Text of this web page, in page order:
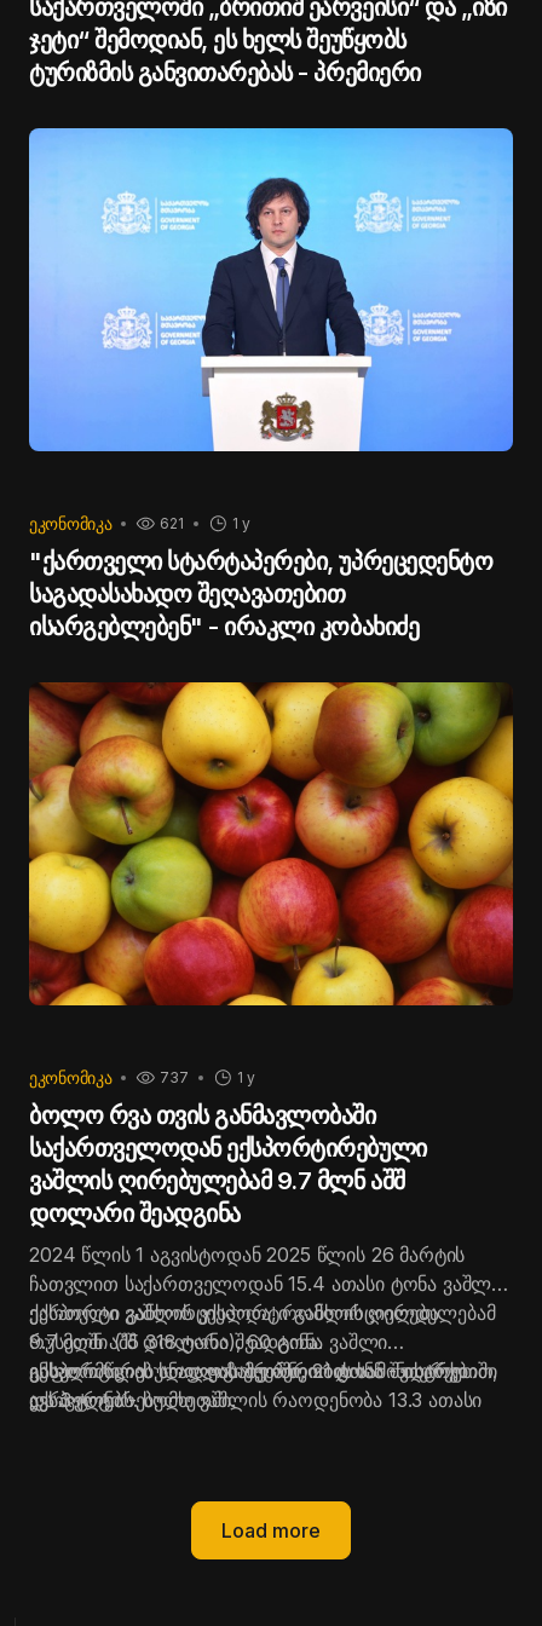
საქართველოში „ბრითიშ ეარვეისი“ და „იზი
ჯეტი“ შემოდიან, ეს ხელს შეუწყობს
ტურიზმის განვითარებას - პრემიერი
ᲔᲙᲝᲜᲝᲛᲘᲙᲐ 1 y
621
"ქართველი სტარტაპერები, უპრეცედენტო
საგადასახადო შეღავათებით
ისარგებლებენ" - ირაკლი კობახიძე
ᲔᲙᲝᲜᲝᲛᲘᲙᲐ 1 y
737
ბოლო რვა თვის განმავლობაში
საქართველოდან ექსპორტირებული
ვაშლის ღირებულებამ 9.7 მლნ აშშ
დოლარი შეადგინა
2024 წლის 1 აგვისტოდან 2025 წლის 26 მარტის
ჩათვლით საქართველოდან 15.4 ათასი ტონა ვაშლის
ექსპორტი განხორციელდა, რომლის ღირებულებამ
9.7 მლნ აშშ დოლარი შეადგინა.
გასული წლის ანალოგიურ პერიოდთან შედარებით,
ექსპორტირებული ვაშლის რაოდენობა 13.3 ათასი
ქართული ვაშლის ექსპორტი განხორციელდა
რუსეთში (15 318 ტონა), 60 ტონა ვაშლი
ექსპორტირებულია ყაზახეთში, 21 ტონა - თურქეთში
და 3 ტონა - სომხეთში.
ინფორმაციას სოფლის მეურნეობის სამინისტრო
ავრცელებს.
Load more